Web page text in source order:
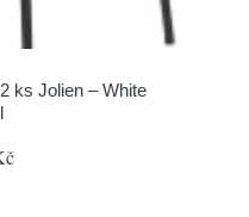
ks Jolien – White